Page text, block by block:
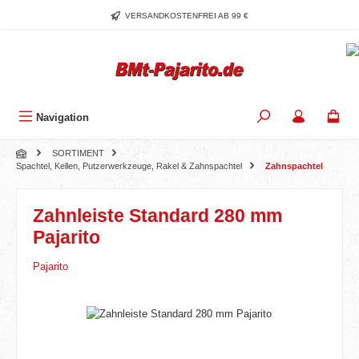
Zum Hauptinhalt springenVERSANDKOSTENFREI AB 99 €
Navigation
SORTIMENT
Spachtel, Kellen, Putzerwerkzeuge, Rakel & Zahnspachtel
Zahnspachtel
Zahnleiste Standard 280 mm
Pajarito
Pajarito
Bildergalerie überspringen